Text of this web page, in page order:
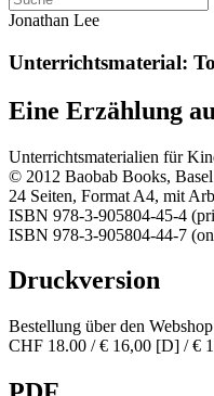
Jonathan Lee
Unterrichtsmaterial:
Eine Erzählung
Unterrichtsmaterialien für
© 2012 Baobab Books, Basel
24 Seiten, Format A4, mit
ISBN 978-3-905804-45-4
ISBN 978-3-905804-44-7
Druckversion
Bestellung über den Webshop
CHF 18.00 / € 16,00 [D] / €